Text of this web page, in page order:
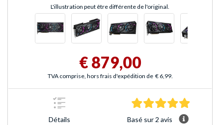
L'illustration peut être différente de l'original.
€ 879,00
TVA comprise, hors frais d'expédition de € 6,99.
Détails Basé sur 2 avis